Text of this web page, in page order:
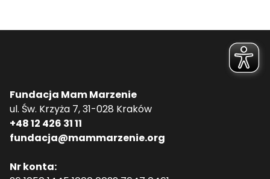
Fundacja Mam Marzenie
ul. Św. Krzyża 7, 31-028 Kraków
+48 12 426 31 11
fundacja@mammarzenie.org
Nr konta: